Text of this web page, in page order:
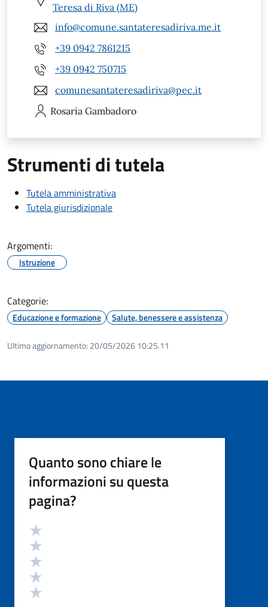
Teresa di Riva (ME)
info@comune.santateresadiriva.me.it
+39 0942 7861215
+39 0942 750715
comunesantateresadiriva@pec.it
Rosaria Gambadoro
Strumenti di tutela
Tutela amministrativa
Tutela giurisdizionale
Argomenti:
Istruzione
Categorie:
Educazione e formazione Salute, benessere e assistenza
Ultimo aggiornamento: 20/05/2026 10:25.11
Quanto sono chiare le
informazioni su questa
pagina?
Valutazione